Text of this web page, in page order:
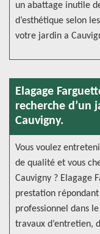
un abattage inutile
d’esthétique selon
votre jardin a
Elagage
recherche d’un
Cauvigny.
Vous voulez
de qualité et vous
Cauvigny ? Elagage
prestation
professionnel dans
travaux d’entretien,